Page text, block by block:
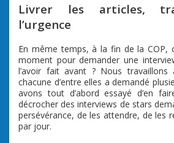
Livrer les articles,
l’urgence
En même temps, à la fin de la COP,
moment pour demander une
l’avoir fait avant ? Nous
chacune d’entre elles a demandé
avons tout d’abord essayé d’en
décrocher des interviews de stars
persévérance, de les attendre, de les
par jour.